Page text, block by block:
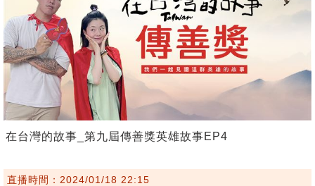
在台灣的故事_第九屆傳善獎英雄故事EP4
直播時間：2024/01/18 22:15